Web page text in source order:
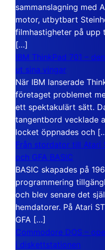
sammanslagning med
motor, utbytbart
filmhastigheter på upp
[…]
IBM ThinkPad 701 –
ut sina vingar
När IBM lanserade
företaget problemet
ett spektakulärt sätt.
tangentbord vecklade
locket öppnades och
Från stordator till Atari
och GFA BASIC
BASIC skapades på
programmering
och blev senare det
hemdatorer. På Atari
GFA […]
Commodore DOS –
i diskettstationen